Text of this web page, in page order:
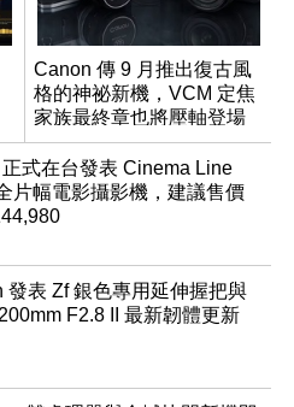
Canon 傳 9 月推出復古風
格的神祕新機，VCM 定焦
家族最終章也將壓軸登場
式在台發表 Cinema Line
片幅電影攝影機，建議售價
發表 Zf 銀色專用延伸握把與
F2.8 II 最新韌體更新